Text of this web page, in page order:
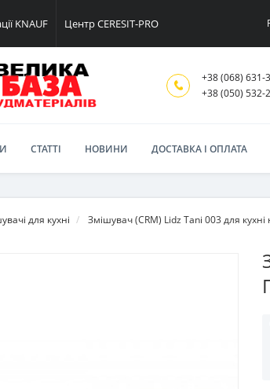
KNAUF Центр CERESIT-PRO
+38 (068) 631-
+38 (050) 532-
СТАТТІ НОВИНИ ДОСТАВКА І ОПЛАТА
для кухні Змішувач (CRM) Lidz Tani 003 для кухні